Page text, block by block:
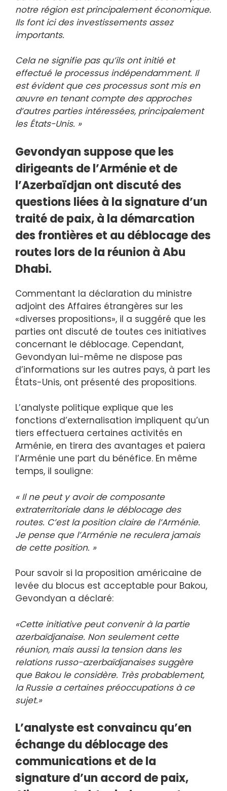
notre région est principalement économique.
Ils font ici des investissements assez
importants.
Cela ne signifie pas qu’ils ont initié et
effectué le processus indépendamment. Il
est évident que ces processus sont mis en
œuvre en tenant compte des approches
d’autres parties intéressées, principalement
les États-Unis. »
Gevondyan suppose que les
dirigeants de l’Arménie et de
l’Azerbaïdjan ont discuté des
questions liées à la signature d’un
traité de paix, à la démarcation
des frontières et au déblocage des
routes lors de la réunion à Abu
Dhabi.
Commentant la déclaration du ministre
adjoint des Affaires étrangères sur les
«diverses propositions», il a suggéré que les
parties ont discuté de toutes ces initiatives
concernant le déblocage. Cependant,
Gevondyan lui-même ne dispose pas
d’informations sur les autres pays, à part les
États-Unis, ont présenté des propositions.
L’analyste politique explique que les
fonctions d’externalisation impliquent qu’un
tiers effectuera certaines activités en
Arménie, en tirera des avantages et paiera
l’Arménie une part du bénéfice. En même
temps, il souligne:
« Il ne peut y avoir de composante
extraterritoriale dans le déblocage des
routes. C’est la position claire de l’Arménie.
Je pense que l’Arménie ne reculera jamais
de cette position. »
Pour savoir si la proposition américaine de
levée du blocus est acceptable pour Bakou,
Gevondyan a déclaré:
«Cette initiative peut convenir à la partie
azerbaïdjanaise. Non seulement cette
réunion, mais aussi la tension dans les
relations russo-azerbaïdjanaises suggère
que Bakou le considère. Très probablement,
la Russie a certaines préoccupations à ce
sujet.»
L’analyste est convaincu qu’en
échange du déblocage des
communications et de la
signature d’un accord de paix,